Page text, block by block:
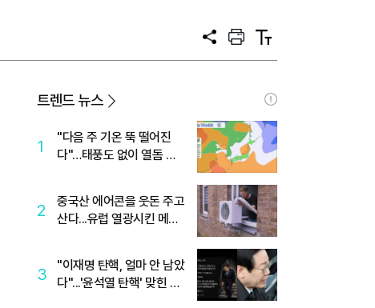
공
프
트
텍
트
트렌드 뉴스
1
"다음 주 기온 뚝 떨어진
다"…태풍도 없이 열돔 박
2
중국산 에어콘을 웃돈 주고
산다...유럽 열광시킨 메이
3
"이재명 탄핵, 얼마 안 남았
다"...'윤석열 탄핵' 맞힌 무